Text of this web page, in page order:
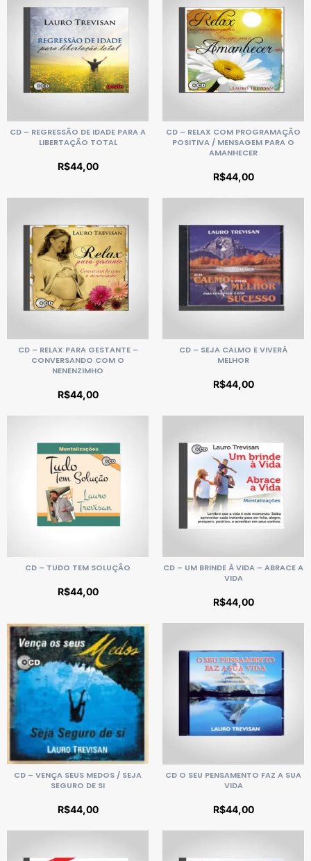
CD – REGRESSÃO DE IDADE PARA A
LIBERTAÇÃO TOTAL
R$44,00
CD – RELAX COM PROGRAMAÇÃO
POSITIVA / MENSAGEM PARA O
AMANHECER
R$44,00
CD – RELAX PARA GESTANTE –
CONVERSANDO COM O
NENENZIMHO
R$44,00
CD – SEJA CALMO E VIVERÁ
MELHOR
R$44,00
CD – TUDO TEM SOLUÇÃO
R$44,00
CD – UM BRINDE À VIDA – ABRACE A
VIDA
R$44,00
CD – VENÇA SEUS MEDOS / SEJA
SEGURO DE SI
R$44,00
CD O SEU PENSAMENTO FAZ A SUA
VIDA
R$44,00